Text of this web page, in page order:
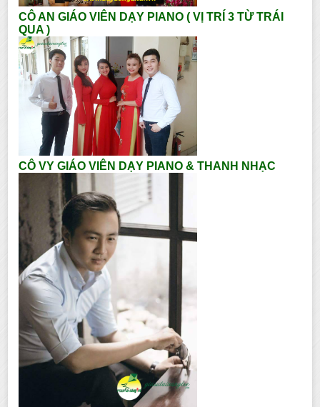
CÔ AN GIÁO VIÊN DẠY PIANO ( VỊ TRÍ 3 TỪ TRÁI
QUA )
CÔ VY GIÁO VIÊN DẠY PIANO & THANH NHẠC